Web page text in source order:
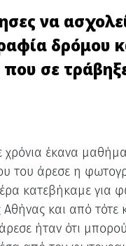
να
δρόμου
σε
χρόνια έκανα
του άρεσε η
κατεβήκαμε για
Αθήνας και από τότε
ήταν ότι